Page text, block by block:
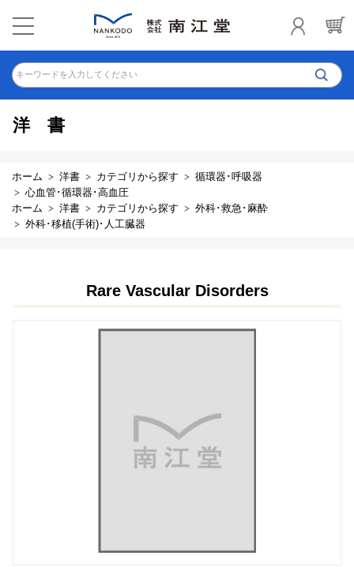
キーワードを入力してください
洋書
ホーム 洋書 カテゴリから探す
循環器･呼吸器
心血管･循環器･高血圧
ホーム
洋書 カテゴリから探す
外科･救急･麻酔
外科･移植(手術)･人工臓器
Rare Vascular Disorders